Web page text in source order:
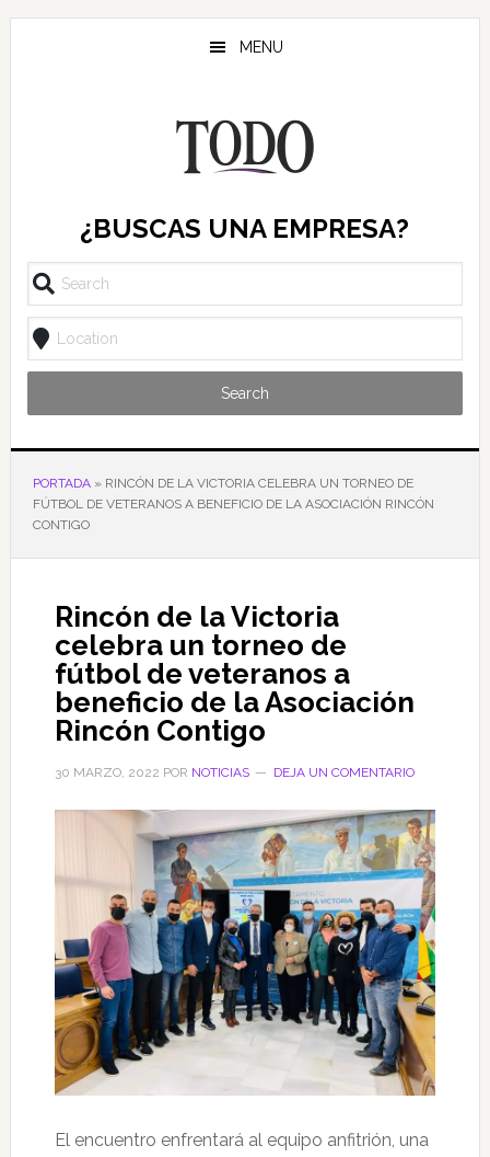
Saltar
Saltar
Saltar
MENU
¿BUSCAS UNA EMPRESA?
Search
PORTADA» RINCÓN DE LA VICTORIA CELEBRA UN TORNEO DE
FÚTBOL DE VETERANOS A BENEFICIO DE LA ASOCIACIÓN RINCÓN
CONTIGO
Rincón de la Victoria
celebra un torneo de
fútbol de veteranos a
beneficio de la Asociación
Rincón Contigo
30 MARZO, 2022 POR NOTICIAS DEJA UN COMENTARIO
El encuentro enfrentará al equipo anfitrión, una